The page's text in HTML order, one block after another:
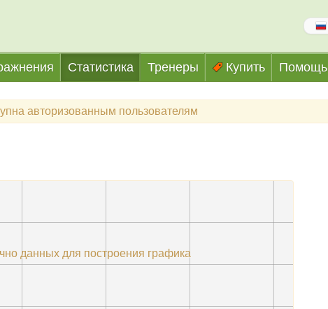
Статистика Тренеры Купить Помощь
авторизованным пользователям
данных для построения графика